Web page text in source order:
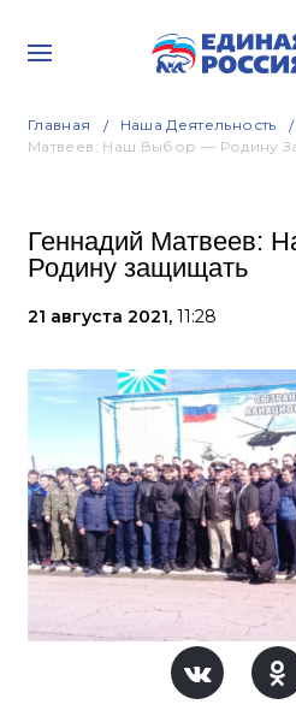
Главная Наша Деятельность
Матвеев: Наш Выбор — Родину
Геннадий Матвеев:
Родину защищать
21 августа 2021, 11:28